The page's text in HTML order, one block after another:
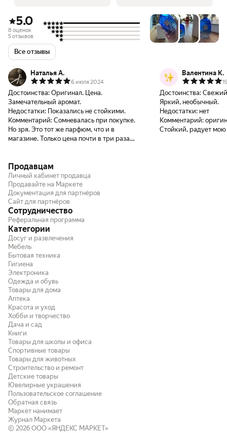
5.0
8 оценок
5 отзывов
Все отзывы
Наталья А.
6 июля 2024
Достоинства: Оригинал. Цена.
Замечательный аромат.
Недостатки: Показались не стойкими.
Комментарий: Сомневалась при покупке.
Но зря. Это тот же парфюм, что и в
магазине. Только цена почти в три раза
Валентина К.
Достоинства:
Яркий, необычный.
Недостатки: нет
Комментарий:
Стойкий, радует
Продавцам
Личный кабинет продавца
Продавайте на Маркете
Документация для партнёров
Сайт для партнёров
Сотрудничество
Реферальная программа
Категории
Досуг и развлечения
Мебель
Бытовая техника
Гигиена
Электроника
Одежда и обувь
Товары для дома
Аптека
Красота и уход
Хобби и творчество
Дача и сад
Книги
Товары для школы и офиса
Спортивные товары
Товары для животных
Строительство и ремонт
Детские товары
Ювелирные украшения
Пользовательское соглашение
Обратная связь
Маркет нанимает
Журнал Маркета
© 2026 ООО «ЯНДЕКС МАРКЕТ»